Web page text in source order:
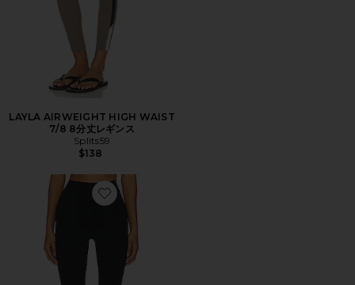
LAYLA AIRWEIGHT HIGH WAIST
7/8 8分丈レギンス
Splits59
$138
Favorite AIRWEIGHT ハイウエスト26インチレギンス